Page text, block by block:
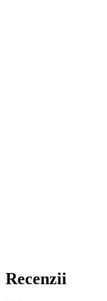
Recenzii